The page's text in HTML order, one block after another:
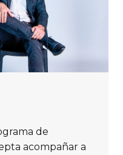
de
acompañar a